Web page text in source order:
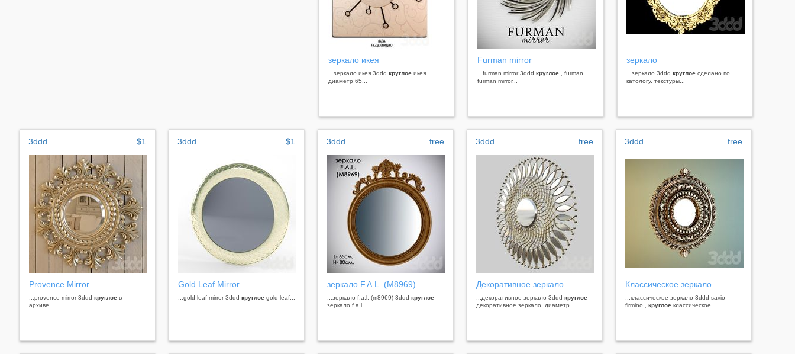
зеркало икея
...зеркало икея 3ddd круглое икея
диаметр 65...
Furman mirror
...furman mirror 3ddd круглое , furman
furman mirror...
зеркало
...зеркало 3ddd круглое сделано по
катологу, текстуры...
3ddd $1
Provence Mirror
...provence mirror 3ddd круглое в
архиве...
3ddd $1
Gold Leaf Mirror
...gold leaf mirror 3ddd круглое gold leaf...
3ddd free
зеркало F.A.L. (M8969)
...зеркало f.a.l. (m8969) 3ddd круглое
зеркало f.a.l....
3ddd free
Декоративное зеркало
...декоративное зеркало 3ddd круглое
декоративное зеркало, диаметр...
3ddd free
Классическое зеркало
...классическое зеркало 3ddd savio
firmino , круглое классическое...